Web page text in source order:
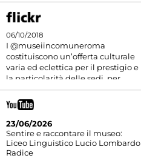
06/10/2018
I @museiincomuneroma
costituiscono un’offerta culturale
varia ed eclettica per il prestigio e
la particolarità delle sedi, per
23/06/2026
Sentire e raccontare il museo:
Liceo Linguistico Lucio Lombardo
Radice